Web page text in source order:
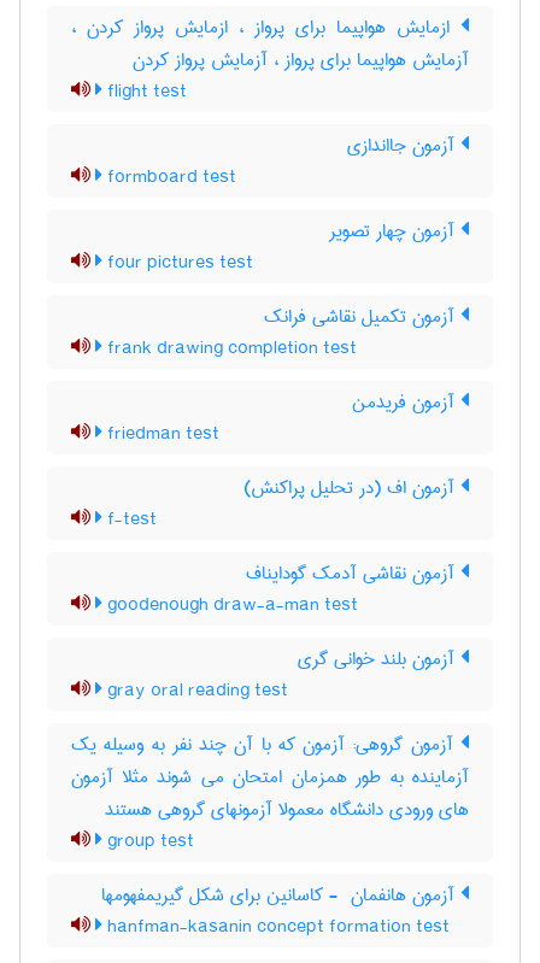
ازمایش هواپیما برای پرواز ، ازمایش پرواز کردن ،
آزمایش هواپیما برای پرواز ، آزمایش پرواز کردن
flight test
آزمون جااندازی
formboard test
آزمون چهار تصویر
four pictures test
آزمون تکمیل نقاشی فرانک
frank drawing completion test
آزمون فریدمن
friedman test
آزمون اف (در تحلیل پراکنش)
f-test
آزمون نقاشی آدمک گودایناف
goodenough draw-a-man test
آزمون بلند خوانی گری
gray oral reading test
آزمون گروهی: آزمون که با آن چند نفر به وسیله یک
آزماینده به طور همزمان امتحان می شوند مثلا آزمون
های ورودی دانشگاه معمولا آزمونهای گروهی هستند
group test
آزمون هانفمان ‎ - کاسانین برای شکل گیریمفهومها
hanfman-kasanin concept formation test